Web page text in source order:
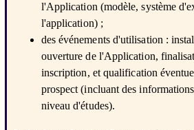
l'Application (modèle, système
l'application) ;
des événements d'utilisation :
ouverture de l'Application,
inscription, et qualification
prospect (incluant des
niveau d'études).